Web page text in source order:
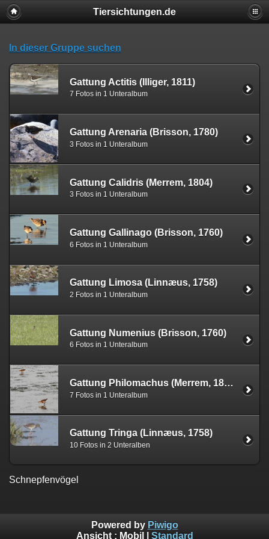
Tiersichtungen.de
In dieser Gruppe suchen
Gattung Actitis (Illiger, 1811)
7 Fotos in 1 Unteralbum
Gattung Arenaria (Brisson, 1780)
3 Fotos in 1 Unteralbum
Gattung Calidris (Merrem, 1804)
3 Fotos in 1 Unteralbum
Gattung Gallinago (Brisson, 1760)
6 Fotos in 1 Unteralbum
Gattung Limosa (Linnæus, 1758)
2 Fotos in 1 Unteralbum
Gattung Numenius (Brisson, 1760)
6 Fotos in 1 Unteralbum
Gattung Philomachus (Merrem, 1804)
7 Fotos in 1 Unteralbum
Gattung Tringa (Linnæus, 1758)
10 Fotos in 2 Unteralben
Schnepfenvögel
Powered by Piwigo
Ansicht : Mobil Standard